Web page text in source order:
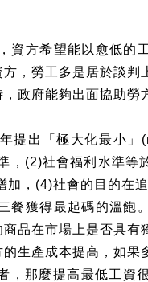
資方希望能以愈低的
，勞工多是居於談判
政府能夠出面協助勞
年提出「極大化最小」
， (2)社會福利水準等
， (4)社會的目的在
餐獲得最起碼的溫飽
品在市場上是否具有
生產成本提高，如果
，那麼提高最低工資